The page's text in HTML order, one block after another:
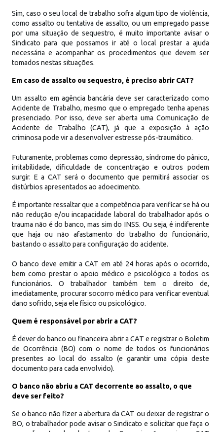
Sim, caso o seu local de trabalho sofra algum tipo de violência,
como assalto ou tentativa de assalto, ou um empregado passe
por uma situação de sequestro, é muito importante avisar o
Sindicato para que possamos ir até o local prestar a ajuda
necessária e acompanhar os procedimentos que devem ser
tomados nestas situações.
Em caso de assalto ou sequestro, é preciso abrir CAT?
Um assalto em agência bancária deve ser caracterizado como
Acidente de Trabalho, mesmo que o empregado tenha apenas
presenciado. Por isso, deve ser aberta uma Comunicação de
Acidente de Trabalho (CAT), já que a exposição à ação
criminosa pode vir a desenvolver estresse pós-traumático.
Futuramente, problemas como depressão, síndrome do pânico,
irritabilidade, dificuldade de concentração e outros podem
surgir. E a CAT será o documento que permitirá associar os
distúrbios apresentados ao adoecimento.
É importante ressaltar que a competência para verificar se há ou
não redução e/ou incapacidade laboral do trabalhador após o
trauma não é do banco, mas sim do INSS. Ou seja, é indiferente
que haja ou não afastamento do trabalho do funcionário,
bastando o assalto para configuração do acidente.
O banco deve emitir a CAT em até 24 horas após o ocorrido,
bem como prestar o apoio médico e psicológico a todos os
funcionários. O trabalhador também tem o direito de,
imediatamente, procurar socorro médico para verificar eventual
dano sofrido, seja ele físico ou psicológico.
Quem é responsável por abrir a CAT?
É dever do banco ou financeira abrir a CAT e registrar o Boletim
de Ocorrência (BO) com o nome de todos os funcionários
presentes ao local do assalto (e garantir uma cópia deste
documento para cada envolvido).
O banco não abriu a CAT decorrente ao assalto, o que
deve ser feito?
Se o banco não fizer a abertura da CAT ou deixar de registrar o
BO, o trabalhador pode avisar o Sindicato e solicitar que faça o